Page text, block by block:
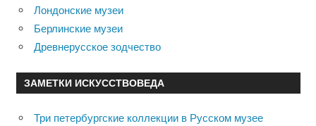
Лондонские музеи
Берлинские музеи
Древнерусское зодчество
ЗАМЕТКИ ИСКУССТВОВЕДА
Три петербургские коллекции в Русском музее